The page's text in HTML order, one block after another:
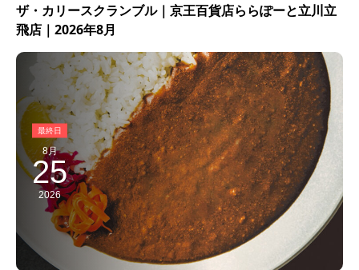
ザ・カリースクランブル｜京王百貨店ららぽーと立川立
飛店｜2026年8月
8月
25
2026